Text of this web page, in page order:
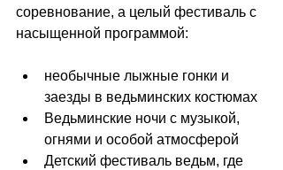
соревнование, а целый фестиваль с
насыщенной программой:
необычные лыжные гонки и
заезды в ведьминских костюмах
Ведьминские ночи с музыкой,
огнями и особой атмосферой
Детский фестиваль ведьм, где